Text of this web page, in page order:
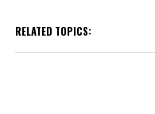
RELATED TOPICS: